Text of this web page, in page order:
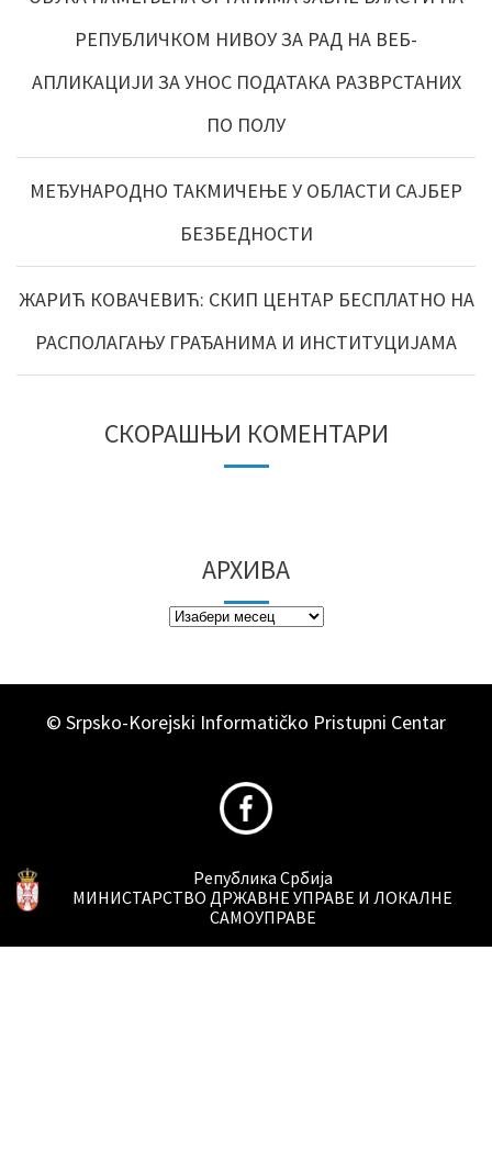
РЕПУБЛИЧКОМ НИВОУ ЗА РАД НА ВЕБ-
АПЛИКАЦИЈИ ЗА УНОС ПОДАТАКА РАЗВРСТАНИХ
ПО ПОЛУ
МЕЂУНАРОДНО ТАКМИЧЕЊЕ У ОБЛАСТИ САЈБЕР
БЕЗБЕДНОСТИ
ЖАРИЋ КОВАЧЕВИЋ: СКИП ЦЕНТАР БЕСПЛАТНО НА
РАСПОЛАГАЊУ ГРАЂАНИМА И ИНСТИТУЦИЈАМА
СКОРАШЊИ КОМЕНТАРИ
АРХИВА
© Srpsko-Korejski Informatičko Pristupni Centar
Република Србија
МИНИСТАРСТВО ДРЖАВНЕ УПРАВЕ И ЛОКАЛНЕ
САМОУПРАВЕ